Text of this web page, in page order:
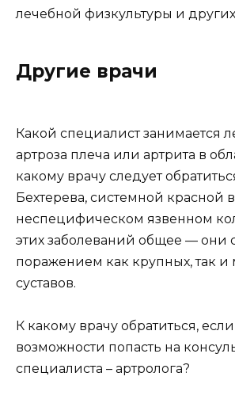
лечебной физкультуры и
Другие врачи
Какой специалист занимается
артроза плеча или артрита в
какому врачу следует
Бехтерева, системной красной
неспецифическом язвенном
этих заболеваний общее — они
поражением как крупных, так и
суставов.
К какому врачу обратиться,
возможности попасть на
специалиста – артролога?